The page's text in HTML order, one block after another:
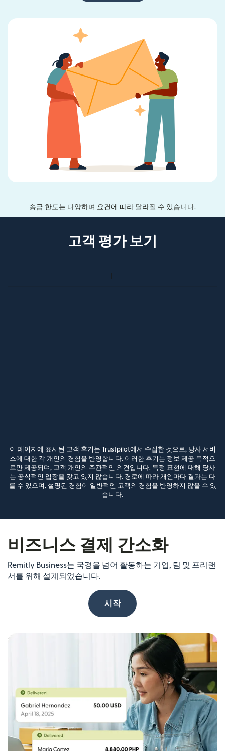
송금 한도는 다양하며 요건에 따라 달라질 수 있습니다.
고객 평가 보기
이 페이지에 표시된 고객 후기는 Trustpilot에서 수집한 것으로, 당사 서비
스에 대한 각 개인의 경험을 반영합니다. 이러한 후기는 정보 제공 목적으
로만 제공되며, 고객 개인의 주관적인 의견입니다. 특정 표현에 대해 당사
는 공식적인 입장을 갖고 있지 않습니다. 경로에 따라 개인마다 결과는 다
를 수 있으며, 설명된 경험이 일반적인 고객의 경험을 반영하지 않을 수 있
습니다.
비즈니스 결제 간소화
Remitly Business는 국경을 넘어 활동하는 기업, 팀 및 프리랜
서를 위해 설계되었습니다.
시작